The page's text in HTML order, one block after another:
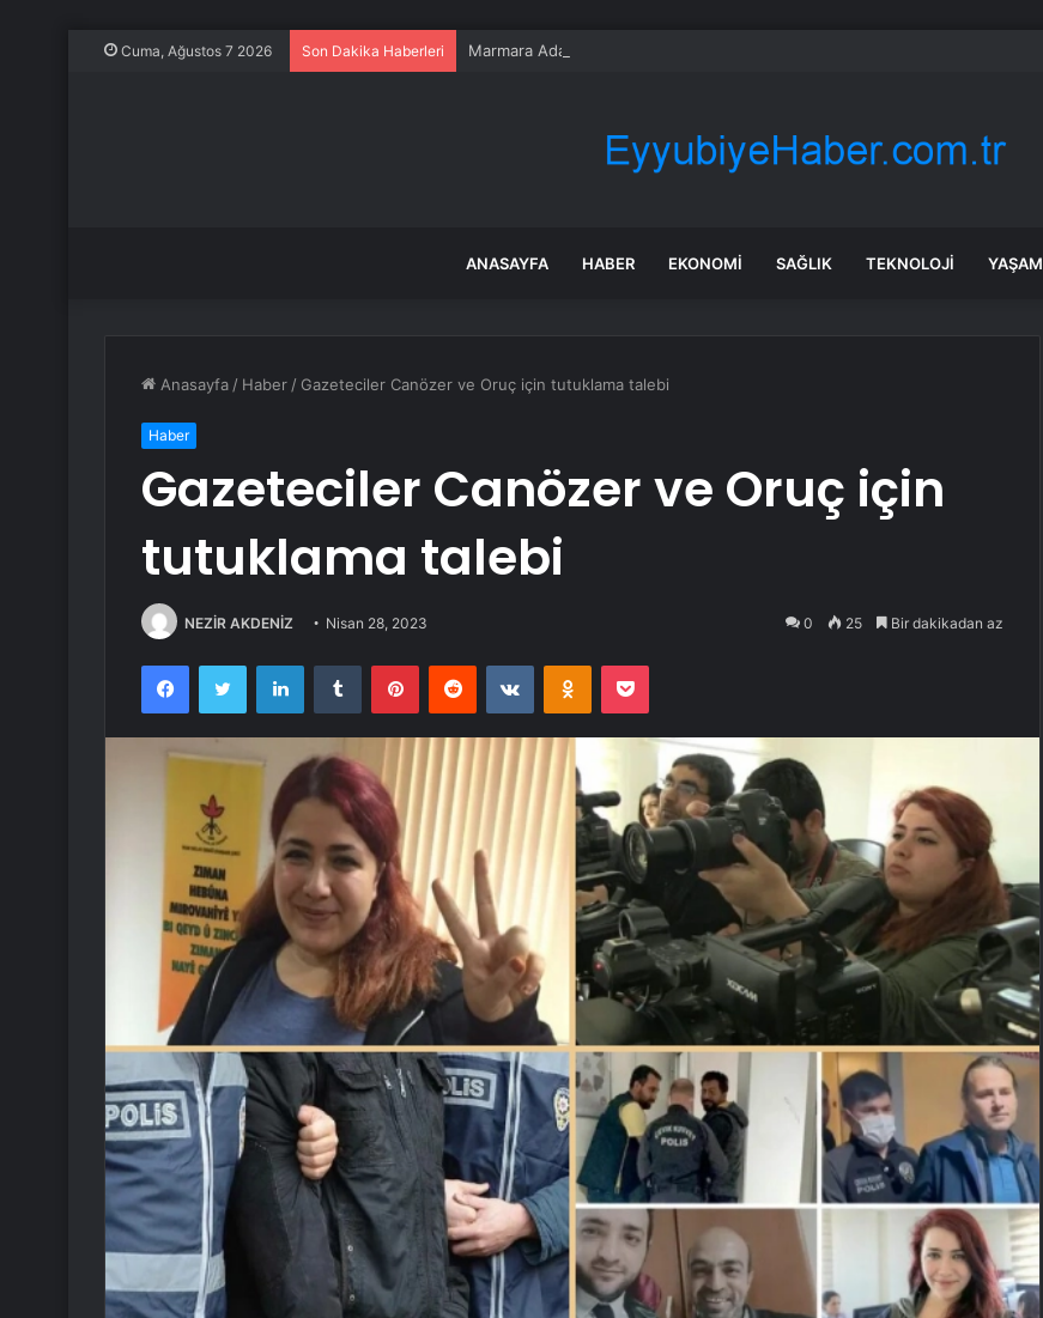
Cuma, Ağustos 7 2026 Son Dakika Haberleri Marmara Adası açıklarında arızalanan tekne kurtarıldı
ANASAYFA HABER EKONOMI SAĞLIK TEKNOLOJI YAŞAM
Anasayfa / Haber / Gazeteciler Canözer ve Oruç için tutuklama talebi
Haber
Gazeteciler Canözer ve Oruç için
tutuklama talebi
NEZİR AKDENİZ Nisan 28, 2023 0 25 Bir dakikadan az
FacebookTwitter LinkedInTumblr PinterestReddit VKontakteOdnoklassniki
Pocket